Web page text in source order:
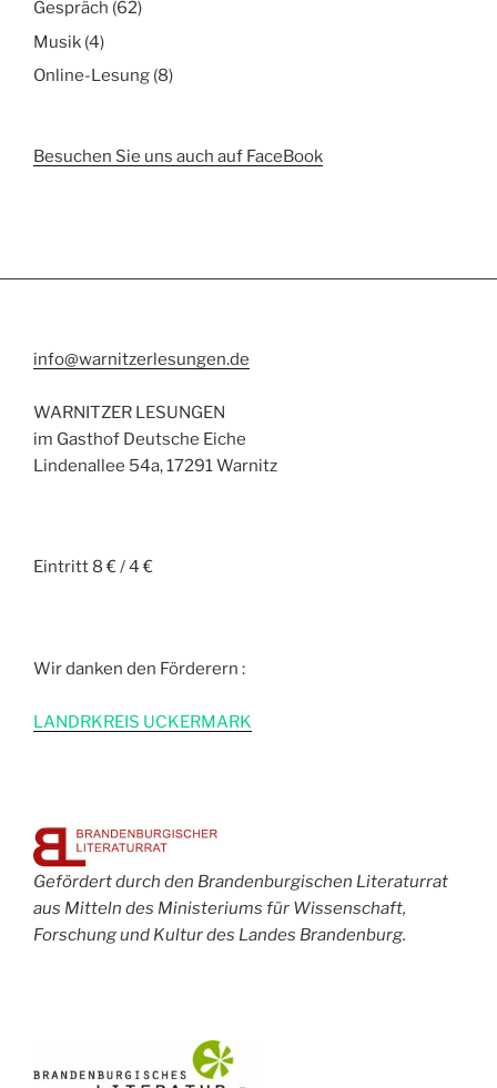
Gespräch (62)
Musik (4)
Online-Lesung (8)
Besuchen Sie uns auch auf FaceBook
info@warnitzerlesungen.de
WARNITZER LESUNGEN
im Gasthof Deutsche Eiche
Lindenallee 54a, 17291 Warnitz
Eintritt 8 € / 4 €
Wir danken den Förderern :
LANDRKREIS UCKERMARK
Gefördert durch den Brandenburgischen Literaturrat
aus Mitteln des Ministeriums für Wissenschaft,
Forschung und Kultur des Landes Brandenburg.